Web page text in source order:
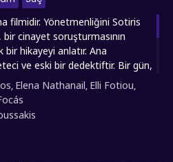
filmidir. Yönetmenliğini Sotiris
cinayet soruşturmasının
hikayeyi anlatır. Ana
ve eski bir dedektiftir. Bir gün,
şehre geri döner ve
çalışır. Ancak, Nikos'un
dolu bir dünyaya sürükler ve
neden olur. Film, suç, intikam
keşfederken izleyicilere gerilim
, Elena Nathanail, Elli Fotiou,